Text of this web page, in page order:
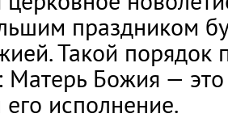
праздником
Такой порядок
Матерь Божия —
его исполнение.